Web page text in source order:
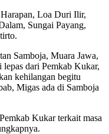
Loa Duri Ilir,
Sungai Payang,
Samboja, Muara Jawa,
dari Pemkab Kukar,
kehilangan begitu
Migas ada di Samboja
Kukar terkait masa